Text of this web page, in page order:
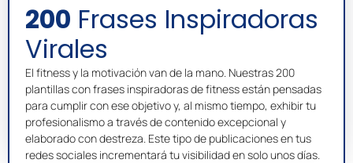
200 Frases Inspiradoras
Virales
El fitness y la motivación van de la mano. Nuestras 200
plantillas con frases inspiradoras de fitness están pensadas
para cumplir con ese objetivo y, al mismo tiempo, exhibir tu
profesionalismo a través de contenido excepcional y
elaborado con destreza. Este tipo de publicaciones en tus
redes sociales incrementará tu visibilidad en solo unos días.